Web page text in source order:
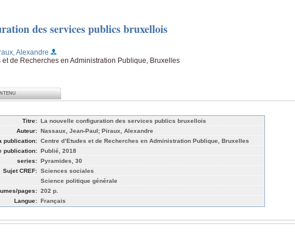
des services publics bruxellois
Alexandre
et de Recherches en Administration Publique, Bruxelles
Titre: La nouvelle configuration des services publics bruxellois
Auteur: Nassaux, Jean-Paul; Piraux, Alexandre
publication: Centre d’Etudes et de Recherches en Administration Publique, Bruxelles
publication: Publié, 2018
series: Pyramides, 30
Sujet CREF: Sciences sociales
Science politique générale
pages: 202 p.
Langue: Français